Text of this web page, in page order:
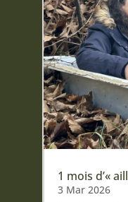
1 mois d’«
3 Mar 2026